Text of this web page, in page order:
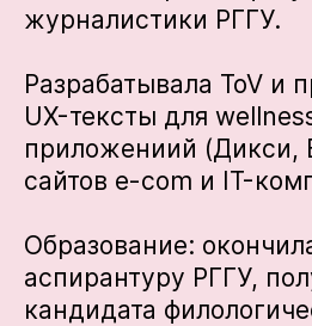
журналистики РГГУ.
Разрабатывала ToV и
UX-тексты для
приложениий (Дикси,
сайтов e-com и IT-
Образование:
аспирантуру РГГУ,
кандидата